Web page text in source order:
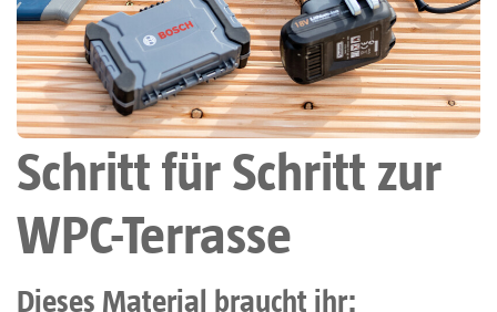
Schritt für Schritt zur
WPC-Terrasse
Dieses Material braucht ihr: